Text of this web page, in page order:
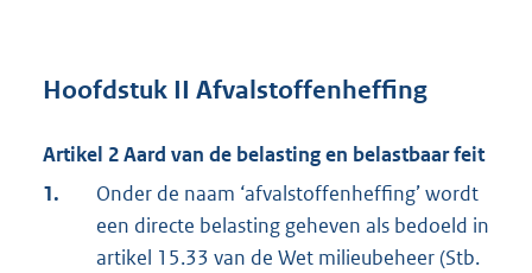
Hoofdstuk II Afvalstoffenheffing
Artikel 2 Aard van de belasting en belastbaar feit
1.
Onder de naam ‘afvalstoffenheffing’ wordt
een directe belasting geheven als bedoeld in
artikel 15.33 van de Wet milieubeheer (Stb.